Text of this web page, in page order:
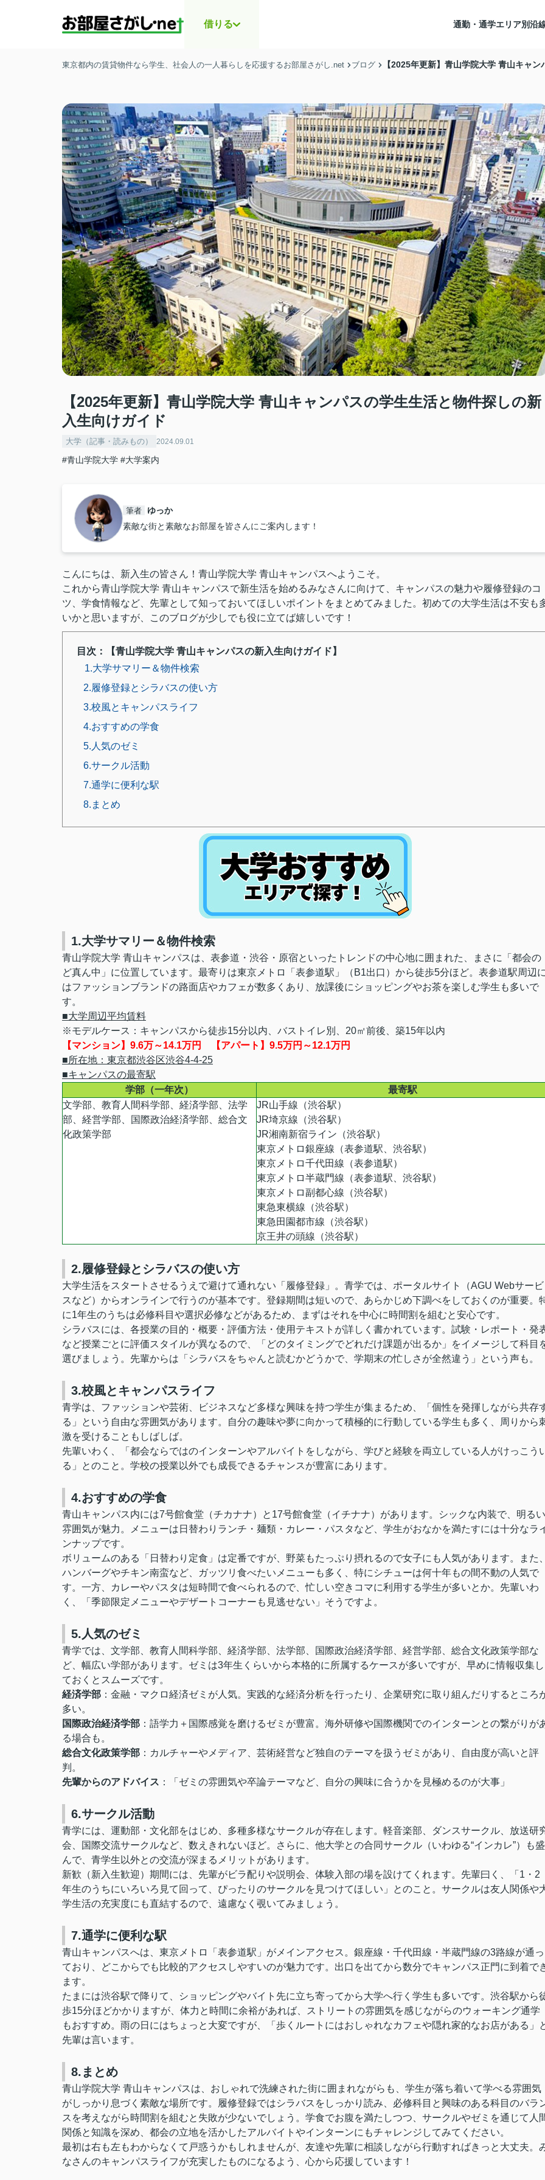
借りる 通勤・通学エリア別沿
東京都内の賃貸物件なら学生、社会人の一人暮らしを応援するお部屋さがし.net ブログ 【2025年更新】青山学院大学 青山キャ
【2025年更新】青山学院大学 青山キャンパスの学生生活と物件探しの新
入生向けガイド
大学（記事・読みもの） 2024.09.01
#青山学院大学 #大学案内
筆者
ゆっか
素敵な街と素敵なお部屋を皆さんにご案内します！
こんにちは、新入生の皆さん！青山学院大学 青山キャンパスへようこそ。
これから青山学院大学 青山キャンパスで新生活を始めるみなさんに向けて、キャンパスの魅力や履修登録のコ
ツ、学食情報など、先輩として知っておいてほしいポイントをまとめてみました。初めての大学生活は不安も
いかと思いますが、このブログが少しでも役に立てば嬉しいです！
目次：【青山学院大学 青山キャンパスの新入生向けガイド】
1.大学サマリー＆物件検索
2.履修登録とシラバスの使い方
3.校風とキャンパスライフ
4.おすすめの学食
5.人気のゼミ
6.サークル活動
7.通学に便利な駅
8.まとめ
1.大学サマリー＆物件検索
青山学院大学 青山キャンパスは、表参道・渋谷・原宿といったトレンドの中心地に囲まれた、まさに「都会の
ど真ん中」に位置しています。最寄りは東京メトロ「表参道駅」（B1出口）から徒歩5分ほど。表参道駅周辺
はファッションブランドの路面店やカフェが数多くあり、放課後にショッピングやお茶を楽しむ学生も多いで
す。
■大学周辺平均賃料
※モデルケース：キャンパスから徒歩15分以内、バストイレ別、20㎡前後、築15年以内
【マンション】9.6万～14.1万円 【アパート】9.5万円～12.1万円
■所在地：東京都渋谷区渋谷4-4-25
■キャンパスの最寄駅
学部（一年次）
最寄駅
文学部、教育人間科学部、経済学部、法学
部、経営学部、国際政治経済学部、総合文
化政策学部
JR山手線（渋谷駅）
JR埼京線（渋谷駅）
JR湘南新宿ライン（渋谷駅）
東京メトロ銀座線（表参道駅、渋谷駅）
東京メトロ千代田線（表参道駅）
東京メトロ半蔵門線（表参道駅、渋谷駅）
東京メトロ副都心線（渋谷駅）
東急東横線（渋谷駅）
東急田園都市線（渋谷駅）
京王井の頭線（渋谷駅）
2.履修登録とシラバスの使い方
大学生活をスタートさせるうえで避けて通れない「履修登録」。青学では、ポータルサイト（AGU Webサービ
スなど）からオンラインで行うのが基本です。登録期間は短いので、あらかじめ下調べをしておくのが重要。
に1年生のうちは必修科目や選択必修などがあるため、まずはそれを中心に時間割を組むと安心です。
シラバスには、各授業の目的・概要・評価方法・使用テキストが詳しく書かれています。試験・レポート・発
など授業ごとに評価スタイルが異なるので、「どのタイミングでどれだけ課題が出るか」をイメージして科目
選びましょう。先輩からは「シラバスをちゃんと読むかどうかで、学期末の忙しさが全然違う」という声も。
3.校風とキャンパスライフ
青学は、ファッションや芸術、ビジネスなど多様な興味を持つ学生が集まるため、「個性を発揮しながら共存
る」という自由な雰囲気があります。自分の趣味や夢に向かって積極的に行動している学生も多く、周りから
激を受けることもしばしば。
先輩いわく、「都会ならではのインターンやアルバイトをしながら、学びと経験を両立している人がけっこう
る」とのこと。学校の授業以外でも成長できるチャンスが豊富にあります。
4.おすすめの学食
青山キャンパス内には7号館食堂（チカナナ）と17号館食堂（イチナナ）があります。シックな内装で、明るい
雰囲気が魅力。メニューは日替わりランチ・麺類・カレー・パスタなど、学生がおなかを満たすには十分なラ
ンナップです。
ボリュームのある「日替わり定食」は定番ですが、野菜もたっぷり摂れるので女子にも人気があります。また
ハンバーグやチキン南蛮など、ガッツリ食べたいメニューも多く、特にシチューは何十年もの間不動の人気で
す。一方、カレーやパスタは短時間で食べられるので、忙しい空きコマに利用する学生が多いとか。先輩いわ
く、「季節限定メニューやデザートコーナーも見逃せない」そうですよ。
5.人気のゼミ
青学では、文学部、教育人間科学部、経済学部、法学部、国際政治経済学部、経営学部、総合文化政策学部な
ど、幅広い学部があります。ゼミは3年生くらいから本格的に所属するケースが多いですが、早めに情報収集し
ておくとスムーズです。
経済学部 ：金融・マクロ経済ゼミが人気。実践的な経済分析を行ったり、企業研究に取り組んだりするところ
多い。
国際政治経済学部 ：語学力＋国際感覚を磨けるゼミが豊富。海外研修や国際機関でのインターンとの繋がりが
る場合も。
総合文化政策学部 ：カルチャーやメディア、芸術経営など独自のテーマを扱うゼミがあり、自由度が高いと評
判。
先輩からのアドバイス ：「ゼミの雰囲気や卒論テーマなど、自分の興味に合うかを見極めるのが大事」
6.サークル活動
青学には、運動部・文化部をはじめ、多種多様なサークルが存在します。軽音楽部、ダンスサークル、放送研
会、国際交流サークルなど、数えきれないほど。さらに、他大学との合同サークル（いわゆる“インカレ”）も盛
んで、青学生以外との交流が深まるメリットがあります。
新歓（新入生歓迎）期間には、先輩がビラ配りや説明会、体験入部の場を設けてくれます。先輩曰く、「1・2
年生のうちにいろいろ見て回って、ぴったりのサークルを見つけてほしい」とのこと。サークルは友人関係や
学生活の充実度にも直結するので、遠慮なく覗いてみましょう。
7.通学に便利な駅
青山キャンパスへは、東京メトロ「表参道駅」がメインアクセス。銀座線・千代田線・半蔵門線の3路線が通っ
ており、どこからでも比較的アクセスしやすいのが魅力です。出口を出てから数分でキャンパス正門に到着で
ます。
たまには渋谷駅で降りて、ショッピングやバイト先に立ち寄ってから大学へ行く学生も多いです。渋谷駅から
歩15分ほどかかりますが、体力と時間に余裕があれば、ストリートの雰囲気を感じながらのウォーキング通学
もおすすめ。雨の日にはちょっと大変ですが、「歩くルートにはおしゃれなカフェや隠れ家的なお店がある」
先輩は言います。
8.まとめ
青山学院大学 青山キャンパスは、おしゃれで洗練された街に囲まれながらも、学生が落ち着いて学べる雰囲気
がしっかり息づく素敵な場所です。履修登録ではシラバスをしっかり読み、必修科目と興味のある科目のバラ
スを考えながら時間割を組むと失敗が少ないでしょう。学食でお腹を満たしつつ、サークルやゼミを通じて人
関係と知識を深め、都会の立地を活かしたアルバイトやインターンにもチャレンジしてみてください。
最初は右も左もわからなくて戸惑うかもしれませんが、友達や先輩に相談しながら行動すればきっと大丈夫。
なさんのキャンパスライフが充実したものになるよう、心から応援しています！